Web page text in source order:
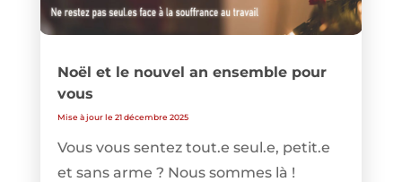
Noël et le nouvel an ensemble pour
vous
Mise à jour le 21 décembre 2025
Vous vous sentez tout.e seul.e, petit.e
et sans arme ? Nous sommes là !